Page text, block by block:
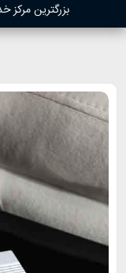
بزرگترین مرکز